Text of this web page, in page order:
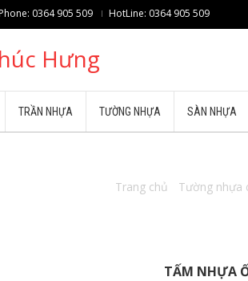
0364 905 509 HotLine: 0364 905 509
TRẦN NHỰA TƯỜNG NHỰA SÀN NHỰA
Trang chủ Tường nhựa
TẤM NHỰA